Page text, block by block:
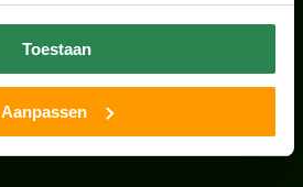
Toestaan
Aanpassen